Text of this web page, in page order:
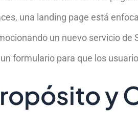
una landing page está
un nuevo servicio de
formulario para que los
y